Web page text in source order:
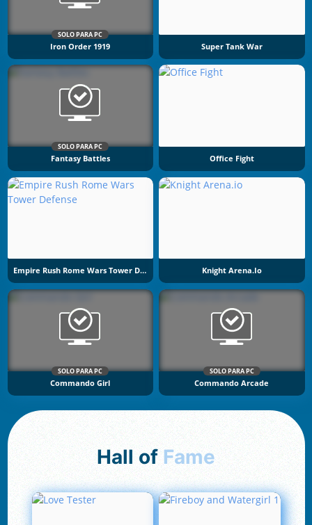
SOLO PARA PC
Iron Order 1919 Super Tank War
SOLO PARA PC
Fantasy Battles Office Fight
Empire Rush Rome Wars Tower Defense Knight Arena.io
SOLO PARA PC
Commando Girl
SOLO PARA PC
Commando Arcade
Hall of Fame